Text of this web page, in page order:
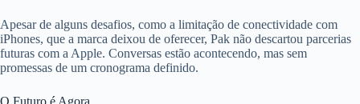
Apesar de alguns desafios, como a limitação de conectividade com
iPhones, que a marca deixou de oferecer, Pak não descartou parcerias
futuras com a Apple. Conversas estão acontecendo, mas sem
promessas de um cronograma definido.